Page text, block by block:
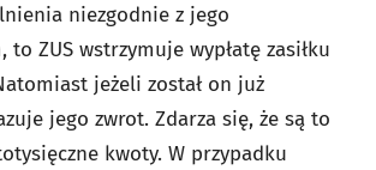
niezgodnie z jego
to ZUS wstrzymuje wypłatę zasiłku
jeżeli został on już
jego zwrot. Zdarza się, że są to
kwoty. W przypadku